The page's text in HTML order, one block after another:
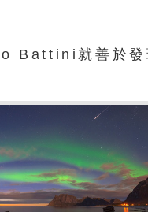
Battini就善於發